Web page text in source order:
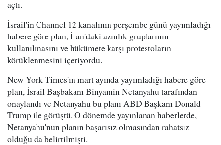
açtı.
İsrail'in Channel 12 kanalının perşembe günü yayımladığı
habere göre plan, İran'daki azınlık gruplarının
kullanılmasını ve hükümete karşı protestoların
körüklenmesini içeriyordu.
New York Times'ın mart ayında yayımladığı habere göre
plan, İsrail Başbakanı Binyamin Netanyahu tarafından
onaylandı ve Netanyahu bu planı ABD Başkanı Donald
Trump ile görüştü. O dönemde yayınlanan haberlerde,
Netanyahu'nun planın başarısız olmasından rahatsız
olduğu da belirtilmişti.